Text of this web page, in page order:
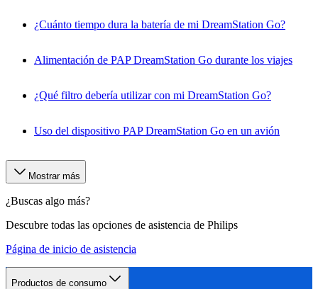
¿Cuánto tiempo dura la batería de mi DreamStation Go?
Alimentación de PAP DreamStation Go durante los viajes
¿Qué filtro debería utilizar con mi DreamStation Go?
Uso del dispositivo PAP DreamStation Go en un avión
Mostrar más
¿Buscas algo más?
Descubre todas las opciones de asistencia de Philips
Página de inicio de asistencia
Productos de consumo